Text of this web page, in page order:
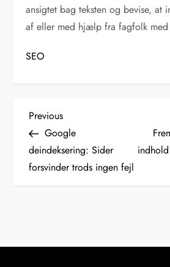
ansigtet bag teksten og bevise, at
af eller med hjælp fra fagfolk med
SEO
I
n
d
g
Previous
Post
Previous
Google
deindeksering: Sider
forsvinder trods ingen fejl